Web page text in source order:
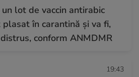
lot de vaccin antirabic
în carantină și va fi,
conform ANMDMR
19:43